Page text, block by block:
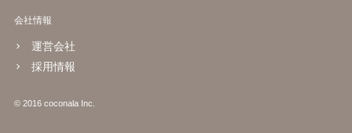
会社情報
運営会社
採用情報
© 2016 coconala Inc.